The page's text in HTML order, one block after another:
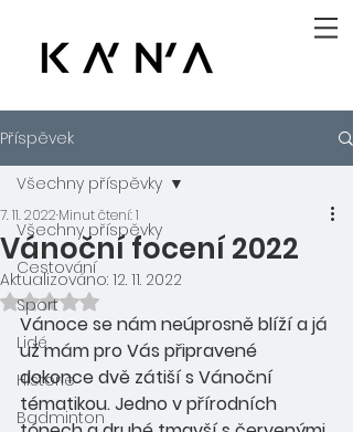
Příspěvek
Všechny příspěvky
Cestování
Sport
Lidé
Historie
Badminton
Všechny příspěvky
Vánoční focení 2022
7. 11. 2022 Minut čtení: 1
Aktualizováno: 12. 11. 2022
Hodnoceno NaN z 5 hvězdiček.
Vánoce se nám neúprosně blíží a já
už mám pro Vás připravené
dokonce dvě zátiší s Vánoční
tématikou. Jedno v přírodních